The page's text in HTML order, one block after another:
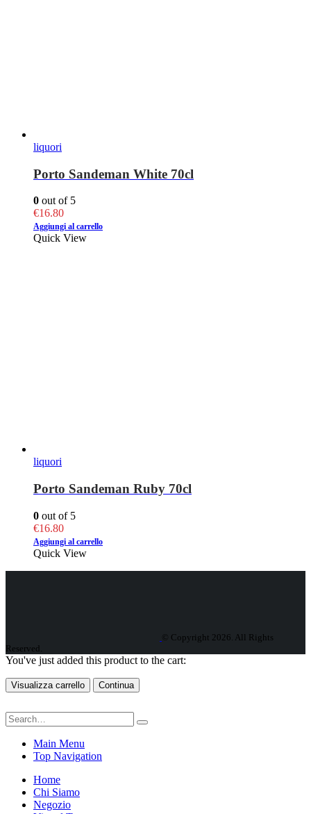
liquori
Porto Sandeman White 70cl
0 out of 5
€16.80
Aggiungi al carrello
Quick View
liquori
Porto Sandeman Ruby 70cl
0 out of 5
€16.80
Aggiungi al carrello
Quick View
© Copyright 2026. All Rights
Reserved.
You've just added this product to the cart:
Visualizza carrello Continua
Main Menu
Top Navigation
Home
Chi Siamo
Negozio